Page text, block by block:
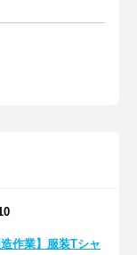
作業】服装Tシャ